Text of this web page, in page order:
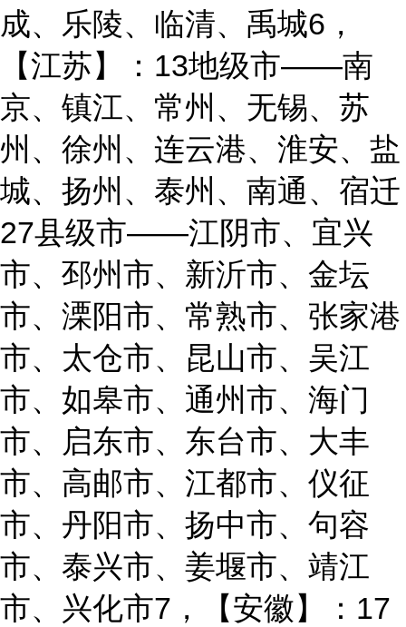
成、乐陵、临清、禹城6，
【江苏】：13地级市——南
京、镇江、常州、无锡、苏
州、徐州、连云港、淮安、盐
城、扬州、泰州、南通、宿迁
27县级市——江阴市、宜兴
市、邳州市、新沂市、金坛
市、溧阳市、常熟市、张家港
市、太仓市、昆山市、吴江
市、如皋市、通州市、海门
市、启东市、东台市、大丰
市、高邮市、江都市、仪征
市、丹阳市、扬中市、句容
市、泰兴市、姜堰市、靖江
市、兴化市7，【安徽】：17